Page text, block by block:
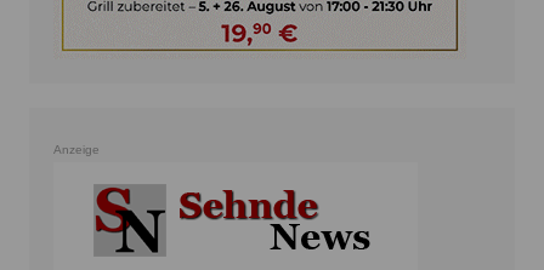
Anzeige